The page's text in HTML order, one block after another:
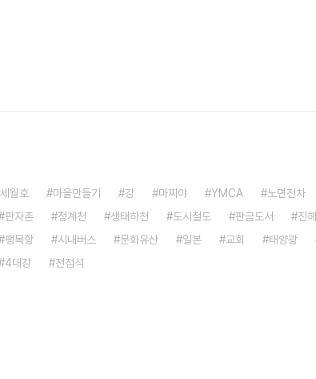
세월호 마을만들기 강 마찌야 YMCA 노면전차
판자촌 청계천 생태하천 도시철도 판금도서 진해
팽목항 시내버스 문화유산 일본 교회 태양광
4대강 전점석